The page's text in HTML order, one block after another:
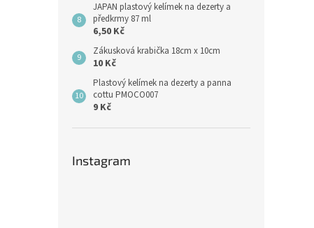
JAPAN plastový kelímek na dezerty a
předkrmy 87 ml
6,50 Kč
Zákusková krabička 18cm x 10cm
10 Kč
Plastový kelímek na dezerty a panna
cottu PMOCO007
9 Kč
Instagram